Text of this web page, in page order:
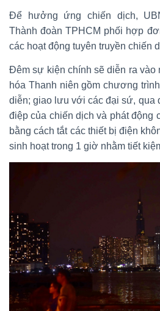
Để hưởng ứng chiến dịch,
Thành đoàn TPHCM phối hợp
các hoạt động tuyên truyền chiến
Đêm sự kiện chính sẽ diễn ra vào
hóa Thanh niên gồm chương
diễn; giao lưu với các đại sứ, qua
điệp của chiến dịch và phát động
bằng cách tắt các thiết bị điện
sinh hoạt trong 1 giờ nhằm tiết